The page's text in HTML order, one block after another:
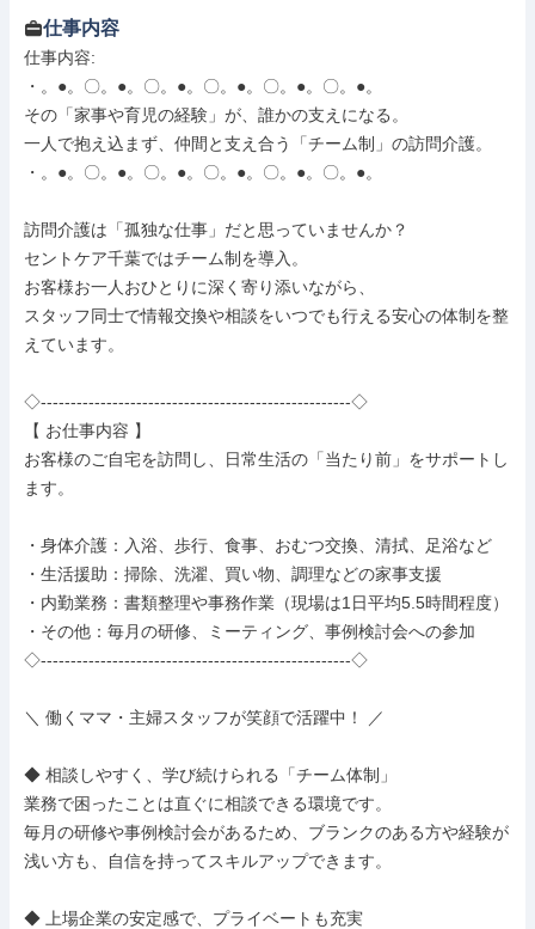
仕事内容
仕事内容:
・。●。〇。●。〇。●。〇。●。〇。●。〇。●。
その「家事や育児の経験」が、誰かの支えになる。
一人で抱え込まず、仲間と支え合う「チーム制」の訪問介護。
・。●。〇。●。〇。●。〇。●。〇。●。〇。●。
訪問介護は「孤独な仕事」だと思っていませんか？
セントケア千葉ではチーム制を導入。
お客様お一人おひとりに深く寄り添いながら、
スタッフ同士で情報交換や相談をいつでも行える安心の体制を整
えています。
◇----------------------------------------------------◇
【 お仕事内容 】
お客様のご自宅を訪問し、日常生活の「当たり前」をサポートし
ます。
・身体介護：入浴、歩行、食事、おむつ交換、清拭、足浴など
・生活援助：掃除、洗濯、買い物、調理などの家事支援
・内勤業務：書類整理や事務作業（現場は1日平均5.5時間程度）
・その他：毎月の研修、ミーティング、事例検討会への参加
◇----------------------------------------------------◇
＼ 働くママ・主婦スタッフが笑顔で活躍中！ ／
◆ 相談しやすく、学び続けられる「チーム体制」
業務で困ったことは直ぐに相談できる環境です。
毎月の研修や事例検討会があるため、ブランクのある方や経験が
浅い方も、自信を持ってスキルアップできます。
◆ 上場企業の安定感で、プライベートも充実